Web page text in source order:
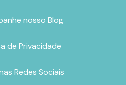
nosso Blog
de Privacidade
Redes Sociais